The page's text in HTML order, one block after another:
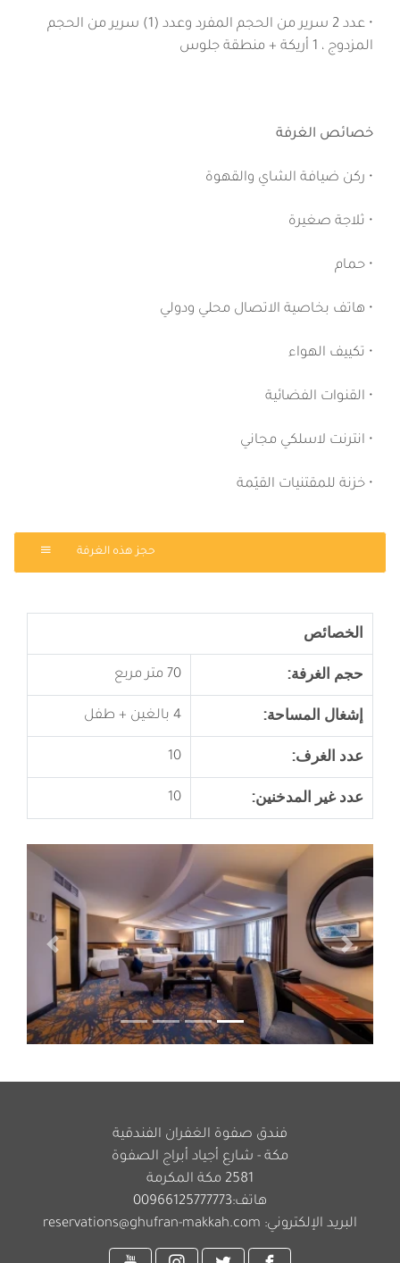
• عدد 2 سرير من الحجم المفرد وعدد (1) سرير من الحجم
المزدوج ، 1 أريكة + منطقة جلوس
خصائص الغرفة
• ركن ضيافة الشاي والقهوة
• ثلاجة صغيرة
• حمام
• هاتف بخاصية الاتصال محلي ودولي
• تكييف الهواء
• القنوات الفضائية
• انترنت لاسلكي مجاني
• خزنة للمقتنيات القيّمة
حجز هذه الغرفة
الخصائص
حجم الغرفة: 70 متر مربع
إشغال المساحة: 4 بالغين + طفل
عدد الغرف: 10
عدد غير المدخنين: 10
السابق التالي
فندق صفوة الغفران الفندقية
مكة - شارع أجياد أبراج الصفوة
2581 مكة المكرمة
هاتف:00966125777773
البريد الإلكتروني: reservations@ghufran-makkah.com